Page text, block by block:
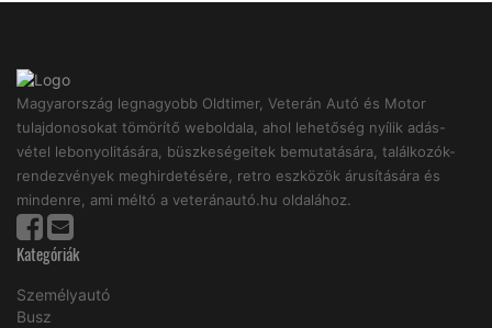
Magyarország legnagyobb Oldtimer, Veterán Autó és Motor
tulajdonosokat tömörítő weboldala, ahol lehetőség nyílik adás-
vétel lebonyolitására, büszkeségeitek bemutatására, találkozók-
rendezvények meghirdetésére, retro eszközök árusítására és
mindenre, ami méltó a veteránautó.hu oldalához.
Kategóriák
Személyautó
Busz